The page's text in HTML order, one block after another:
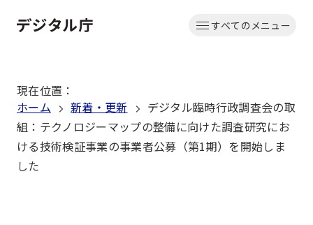
文
動
すべてのメニュー
現在位置 ：
ホーム
新着・更新
デジタル臨時行政調査会の取
組：テクノロジーマップの整備に向けた調査研究にお
ける技術検証事業の事業者公募（第1期）を開始しま
した